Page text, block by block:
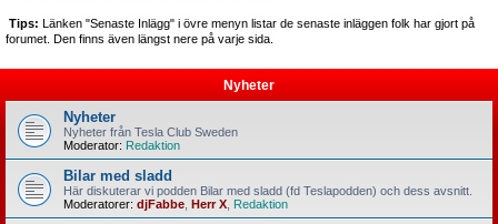
Tips: Länken "Senaste Inlägg" i övre menyn listar de senaste inläggen folk har gjort på
forumet. Den finns även längst nere på varje sida.
Nyheter
Nyheter
Nyheter från Tesla Club Sweden
Moderator: Redaktion
Bilar med sladd
Här diskuterar vi podden Bilar med sladd (fd Teslapodden) och dess avsnitt.
Moderatorer: djFabbe Herr X Redaktion